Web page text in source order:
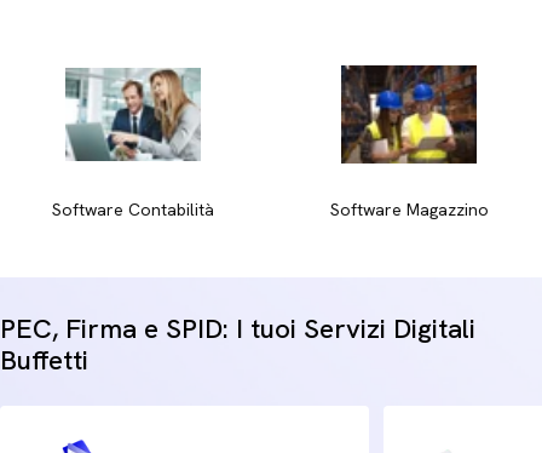
grafiche divertenti a tema unicorno, dinosauro o teddy bear
per i più piccoli.
Scegliere l'accessorio corretto permette di mantenere le
per completare la tua dotazione di cancelleria quotidiana.
Software Contabilità Software Magazzino
PEC, Firma e SPID: I tuoi Servizi Digitali
Buffetti